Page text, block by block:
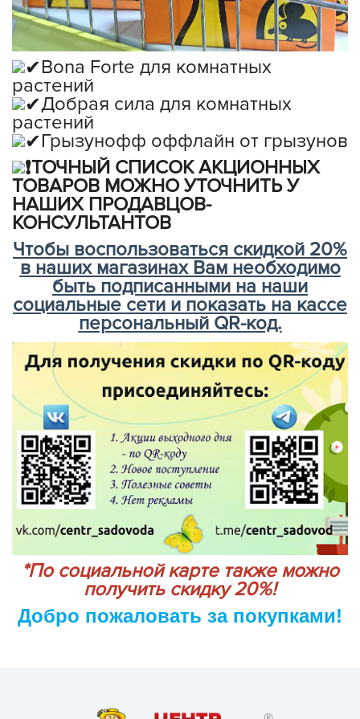
Bona Forte для комнатных
растений
Добрая сила для комнатных
растений
Грызунофф оффлайн от грызунов
️ТОЧНЫЙ СПИСОК АКЦИОННЫХ
ТОВАРОВ МОЖНО УТОЧНИТЬ У
НАШИХ ПРОДАВЦОВ-
КОНСУЛЬТАНТОВ
Чтобы воспользоваться скидкой 20%
в наших магазинах Вам необходимо
быть подписанными на наши
социальные сети и показать на кассе
персональный QR-код.
*По социальной карте также можно
получить скидку 20%!
Добро пожаловать за покупками!